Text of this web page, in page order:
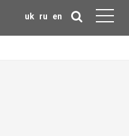
uk ru en